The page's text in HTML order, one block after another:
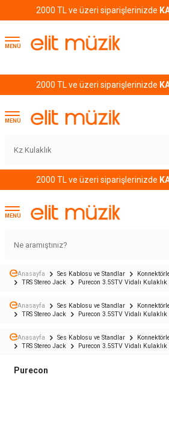
2000 TL ve üzeri siparişlerinizde
MENÜ
2000 TL ve üzeri siparişlerinizde
MENÜ
2000 TL ve üzeri siparişlerinizde
MENÜ
Anasayfa Ses Kablosu ve Standlar
TRS Stereo Jack
Purecon 3.5STV Vidalı
Anasayfa Ses Kablosu ve Standlar
TRS Stereo Jack
Purecon 3.5STV Vidalı
Anasayfa Ses Kablosu ve Standlar
TRS Stereo Jack
Purecon 3.5STV Vidalı
Purecon